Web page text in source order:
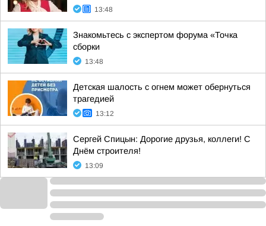
13:48
Знакомьтесь с экспертом форума «Точка
сборки
13:48
Детская шалость с огнем может обернуться
трагедией
13:12
Сергей Спицын: Дорогие друзья, коллеги! С
Днём строителя!
13:09